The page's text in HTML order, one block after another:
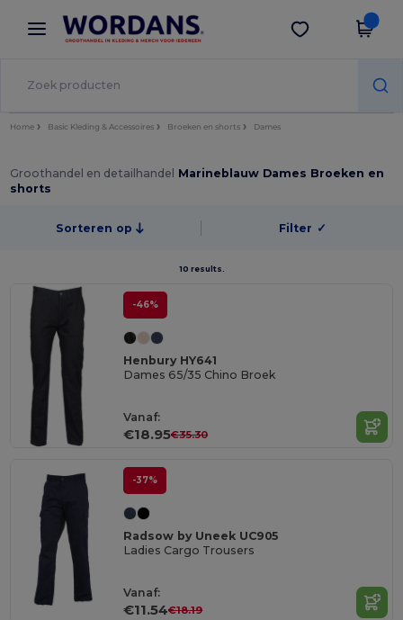
× Wordans-app
Betere prijzen in de app!
Download app
Home Basic Kleding & Accessoires Broeken en shorts Dames
Groothandel en detailhandel Marineblauw Dames Broeken en
shorts
Sorteren op Filter ✓
10 results.
-46%
Henbury HY641
Dames 65/35 Chino Broek
Vanaf:
€18.95€35.30
-37%
Radsow by Uneek UC905
Ladies Cargo Trousers
Vanaf:
€11.54€18.19